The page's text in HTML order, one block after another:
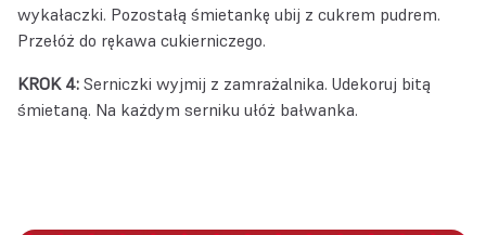
wykałaczki. Pozostałą śmietankę ubij z cukrem pudrem.
Przełóż do rękawa cukierniczego.
KROK 4: Serniczki wyjmij z zamrażalnika. Udekoruj bitą
śmietaną. Na każdym serniku ułóż bałwanka.